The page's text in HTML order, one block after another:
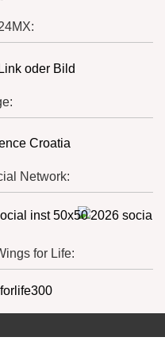
Network:
for Life: